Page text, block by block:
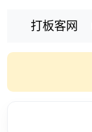
打板客网